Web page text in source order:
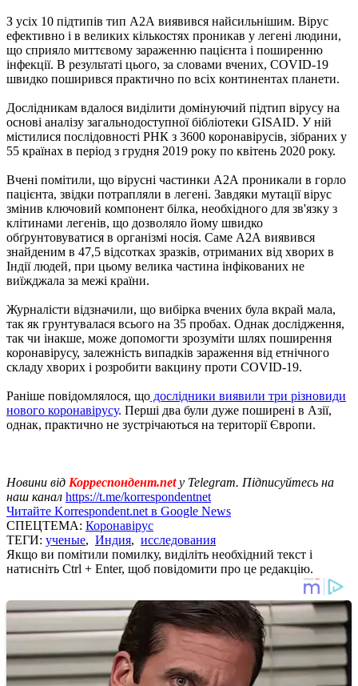
З усіх 10 підтипів тип А2А виявився найсильнішим. Вірус
ефективно і в великих кількостях проникав у легені людини,
що сприяло миттєвому зараженню пацієнта і поширенню
інфекції. В результаті цього, за словами вчених, COVID-19
швидко поширився практично по всіх континентах планети.
Дослідникам вдалося виділити домінуючий підтип вірусу на
основі аналізу загальнодоступної бібліотеки GISAID. У ній
містилися послідовності РНК з 3600 коронавірусів, зібраних у
55 країнах в період з грудня 2019 року по квітень 2020 року.
Вчені помітили, що вірусні частинки А2А проникали в горло
пацієнта, звідки потрапляли в легені. Завдяки мутації вірус
змінив ключовий компонент білка, необхідного для зв'язку з
клітинами легенів, що дозволяло йому швидко
обґрунтовуватися в організмі носія. Саме А2А виявився
знайденим в 47,5 відсотках зразків, отриманих від хворих в
Індії людей, при цьому велика частина інфікованих не
виїжджала за межі країни.
Журналісти відзначили, що вибірка вчених була вкрай мала,
так як грунтувалася всього на 35 пробах. Однак дослідження,
так чи інакше, може допомогти зрозуміти шлях поширення
коронавірусу, залежність випадків зараження від етнічного
складу хворих і розробити вакцину проти COVID-19.
Раніше повідомлялося, що дослідники виявили три різновиди
нового коронавірусу. Перші два були дуже поширені в Азії,
однак, практично не зустрічаються на території Європи.
Новини від Корреспондент.net у Telegram. Підписуйтесь на
наш канал https://t.me/korrespondentnet
Читайте Korrespondent.net в Google News
СПЕЦТЕМА: Коронавірус
ТЕГИ: ученые, Индия, исследования
Якщо ви помітили помилку, виділіть необхідний текст і
натисніть Ctrl + Enter, щоб повідомити про це редакцію.